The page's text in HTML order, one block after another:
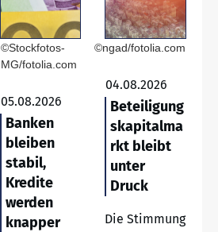
©Stockfotos-
MG/fotolia.com
05.08.2026
Banken
bleiben
stabil,
Kredite
werden
knapper
©ngad/fotolia.com
04.08.2026
Beteiligung
skapitalma
rkt bleibt
unter
Druck
Die Stimmung